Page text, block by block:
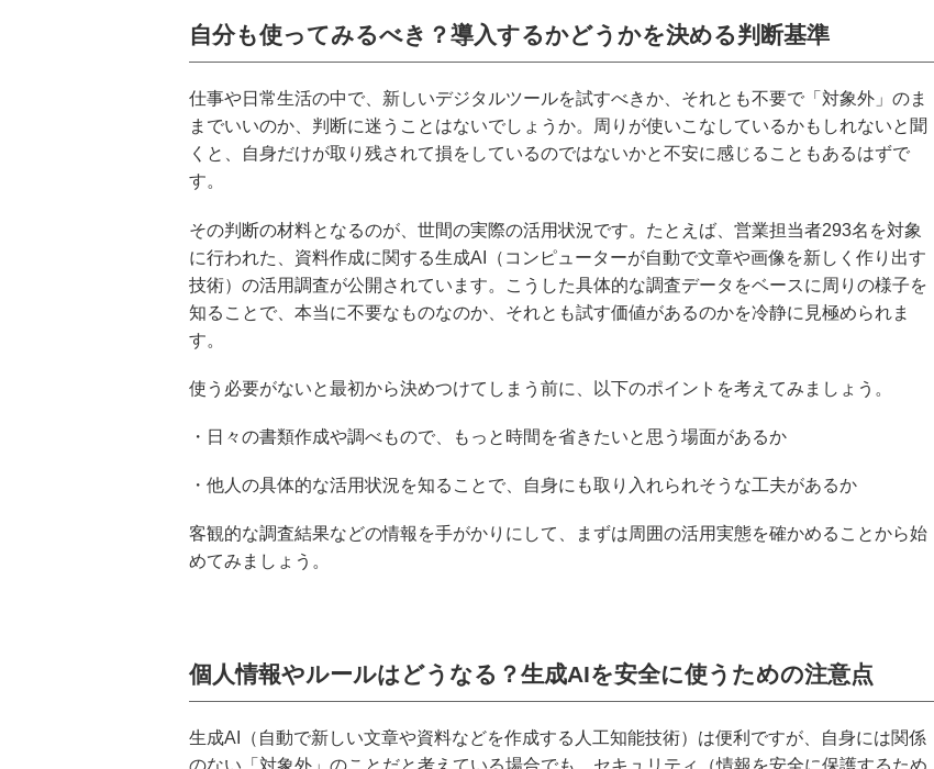
自分も使ってみるべき？導入するかどうかを決める判断基準
仕事や日常生活の中で、新しいデジタルツールを試すべきか、それとも不要で「対象外」のま
までいいのか、判断に迷うことはないでしょうか。周りが使いこなしているかもしれないと聞
くと、自身だけが取り残されて損をしているのではないかと不安に感じることもあるはずで
す。
その判断の材料となるのが、世間の実際の活用状況です。たとえば、営業担当者293名を対象
に行われた、資料作成に関する生成AI（コンピューターが自動で文章や画像を新しく作り出す
技術）の活用調査が公開されています。こうした具体的な調査データをベースに周りの様子を
知ることで、本当に不要なものなのか、それとも試す価値があるのかを冷静に見極められま
す。
使う必要がないと最初から決めつけてしまう前に、以下のポイントを考えてみましょう。
・日々の書類作成や調べもので、もっと時間を省きたいと思う場面があるか
・他人の具体的な活用状況を知ることで、自身にも取り入れられそうな工夫があるか
客観的な調査結果などの情報を手がかりにして、まずは周囲の活用実態を確かめることから始
めてみましょう。
個人情報やルールはどうなる？生成AIを安全に使うための注意点
生成AI（自動で新しい文章や資料などを作成する人工知能技術）は便利ですが、自身には関係